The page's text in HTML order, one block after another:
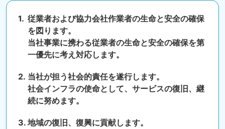
従業者および協力会社作業者の生命と安全の確保
を図ります。
当社事業に携わる従業者の生命と安全の確保を第
一優先に考え対応します。
当社が担う社会的責任を遂行します。
社会インフラの使命として、サービスの復旧、継
続に努めます。
地域の復旧、復興に貢献します。